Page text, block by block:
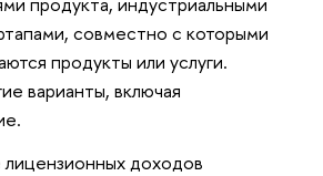
совместно с которыми
продукты или услуги.
варианты, включая
доходов